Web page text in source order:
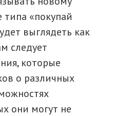
«покупай
выглядеть как
следует
которые
о различных
они могут не